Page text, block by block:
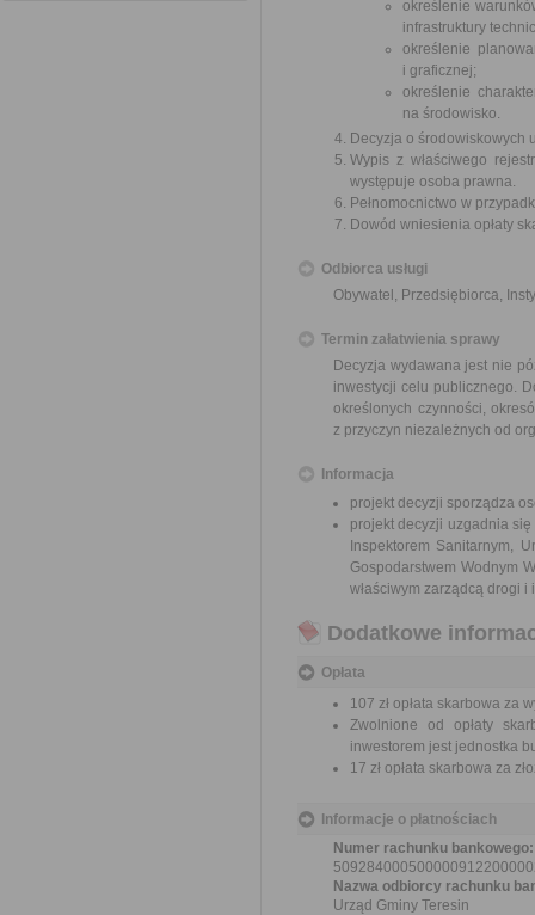
określenie
infrastruktury
określenie
i graficznej;
określenie
na środowisko.
Decyzja o środowiskowych
Wypis z właściwego
występuje osoba prawna.
Pełnomocnictwo w
Dowód wniesienia opłaty
Odbiorca usługi
Obywatel, Przedsiębiorca,
Termin załatwienia sprawy
Decyzja wydawana jest nie
inwestycji celu publicznego.
określonych czynności,
z przyczyn niezależnych od
Informacja
projekt decyzji sporządza
projekt decyzji uzgadnia
Inspektorem Sanitarnym,
Gospodarstwem Wodnym
właściwym zarządcą drogi i
Dodatkowe
Opłata
107 zł opłata skarbowa za
Zwolnione od opłaty
inwestorem jest jednostka
17 zł opłata skarbowa za
Informacje o płatnościach
Numer rachunku bankowego:
Nazwa odbiorcy rachunku
Urząd Gminy Teresin